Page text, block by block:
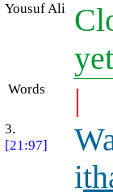
Yousuf Ali
Words |
3.
[21:97]
i